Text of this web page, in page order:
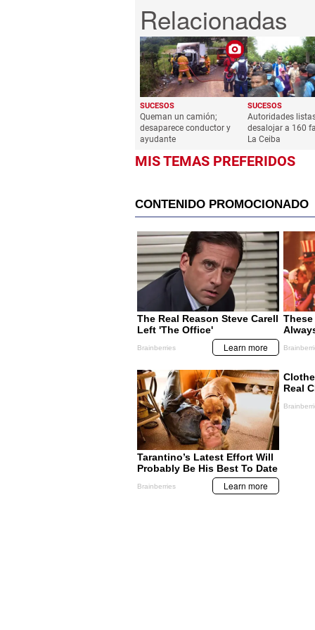
SUCESOS
Queman un camión;
desaparece conductor y
ayudante
SUCESOS
Autoridades
desalojar a 160
La Ceiba
MIS TEMAS PREFERIDOS